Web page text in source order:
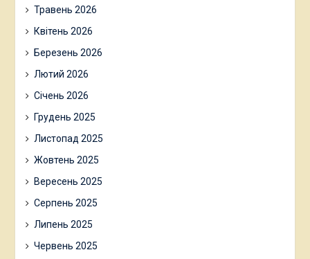
Травень 2026
Квітень 2026
Березень 2026
Лютий 2026
Січень 2026
Грудень 2025
Листопад 2025
Жовтень 2025
Вересень 2025
Серпень 2025
Липень 2025
Червень 2025